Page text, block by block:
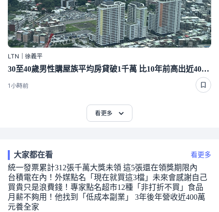
LTN｜徐義平
30至40歲男性購屋族平均房貸破1千萬 比10年前高出近400萬
1小時前
看更多
大家都在看 看更多
統一發票累計312張千萬大獎未領 這5張還在領獎期限內
台積電在內！外媒點名「現在就買這3檔」未來會感謝自己
買貴只是浪費錢！專家點名超市12種「非打折不買」食品
月薪不夠用！他找到「低成本副業」 3年後年營收近400萬
元養全家